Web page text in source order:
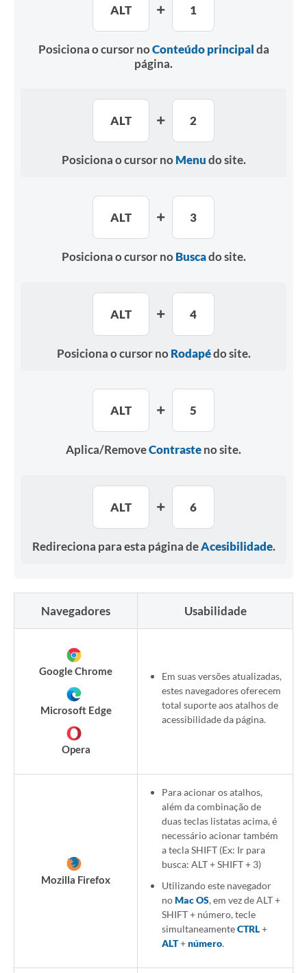
Turismo Geral
ALT 1
Posiciona o cursor noConteúdo principalda
página.
ALT 2
Posiciona o cursor no Menudo site.
ALT 3
Posiciona o cursor no Buscado site.
ALT 4
Posiciona o cursor no Rodapédo site.
ALT 5
Aplica/RemoveContrasteno site.
ALT 6
Redireciona para esta página deAcesibilidade.
Navegadores Usabilidade
Google Chrome
Microsoft Edge
Opera
Em suas versões atualizadas,
estes navegadores oferecem
total suporte aos atalhos de
acessibilidade da página.
Mozilla Firefox
Para acionar os atalhos,
além da combinação de
duas teclas listatas acima, é
necessário acionar também
a tecla SHIFT (Ex: Ir para
busca: ALT + SHIFT + 3)
Utilizando este navegador
noMac OS, em vez de ALT +
SHIFT + número, tecle
simultaneamenteCTRL+
ALT+número.